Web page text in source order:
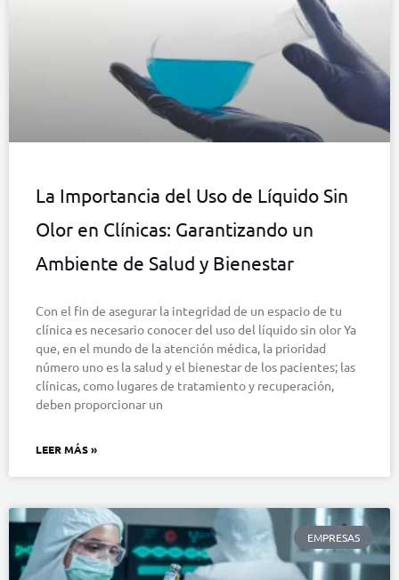
La Importancia del Uso de Líquido Sin
Olor en Clínicas: Garantizando un
Ambiente de Salud y Bienestar
Con el fin de asegurar la integridad de un espacio de tu
clínica es necesario conocer del uso del líquido sin olor Ya
que, en el mundo de la atención médica, la prioridad
número uno es la salud y el bienestar de los pacientes; las
clínicas, como lugares de tratamiento y recuperación,
deben proporcionar un
LEER MÁS »
EMPRESAS